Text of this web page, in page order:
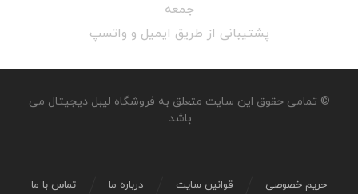
جمعه
پشتیبانی از طریق ایمیل و واتسپ
© تمامی حقوق این سایت متعلق به فروشگاه لیبل دیجیتال می
باشد.
تماس با ما درباره ما قوانین سایت حریم خصوصی